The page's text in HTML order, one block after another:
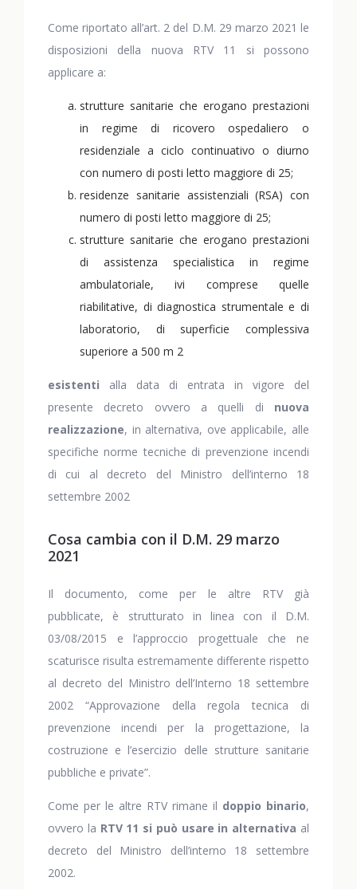
Come riportato all’art. 2 del D.M. 29 marzo 2021 le
disposizioni della nuova RTV 11 si possono
applicare a:
strutture sanitarie che erogano prestazioni
in regime di ricovero ospedaliero o
residenziale a ciclo continuativo o diurno
con numero di posti letto maggiore di 25;
residenze sanitarie assistenziali (RSA) con
numero di posti letto maggiore di 25;
strutture sanitarie che erogano prestazioni
di assistenza specialistica in regime
ambulatoriale, ivi comprese quelle
riabilitative, di diagnostica strumentale e di
laboratorio, di superficie complessiva
superiore a 500 m 2
esistenti alla data di entrata in vigore del
presente decreto ovvero a quelli di nuova
realizzazione, in alternativa, ove applicabile, alle
specifiche norme tecniche di prevenzione incendi
di cui al decreto del Ministro dell’interno 18
settembre 2002
Cosa cambia con il D.M. 29 marzo
2021
Il documento, come per le altre RTV già
pubblicate, è strutturato in linea con il D.M.
03/08/2015 e l’approccio progettuale che ne
scaturisce risulta estremamente differente rispetto
al decreto del Ministro dell’Interno 18 settembre
2002 “Approvazione della regola tecnica di
prevenzione incendi per la progettazione, la
costruzione e l’esercizio delle strutture sanitarie
pubbliche e private”.
Come per le altre RTV rimane il doppio binario,
ovvero la RTV 11 si può usare in alternativa al
decreto del Ministro dell’interno 18 settembre
2002.